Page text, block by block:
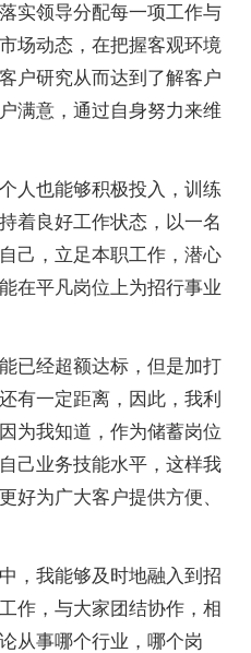
实领导分配每一项工作与
场动态，在把握客观环境
户研究从而达到了解客户
满意，通过自身努力来维
人也能够积极投入，训练
着良好工作状态，以一名
己，立足本职工作，潜心
在平凡岗位上为招行事业
已经超额达标，但是加打
有一定距离，因此，我利
为我知道，作为储蓄岗位
己业务技能水平，这样我
好为广大客户提供方便、
，我能够及时地融入到招
作，与大家团结协作，相
从事哪个行业，哪个岗